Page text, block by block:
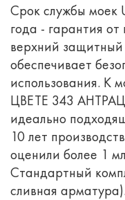
Срок службы моек
года - гарантия
верхний защитный
обеспечивает
использования. К
ЦВЕТЕ 343
идеально
10 лет
оценили более 1
Стандартный
сливная арматура).